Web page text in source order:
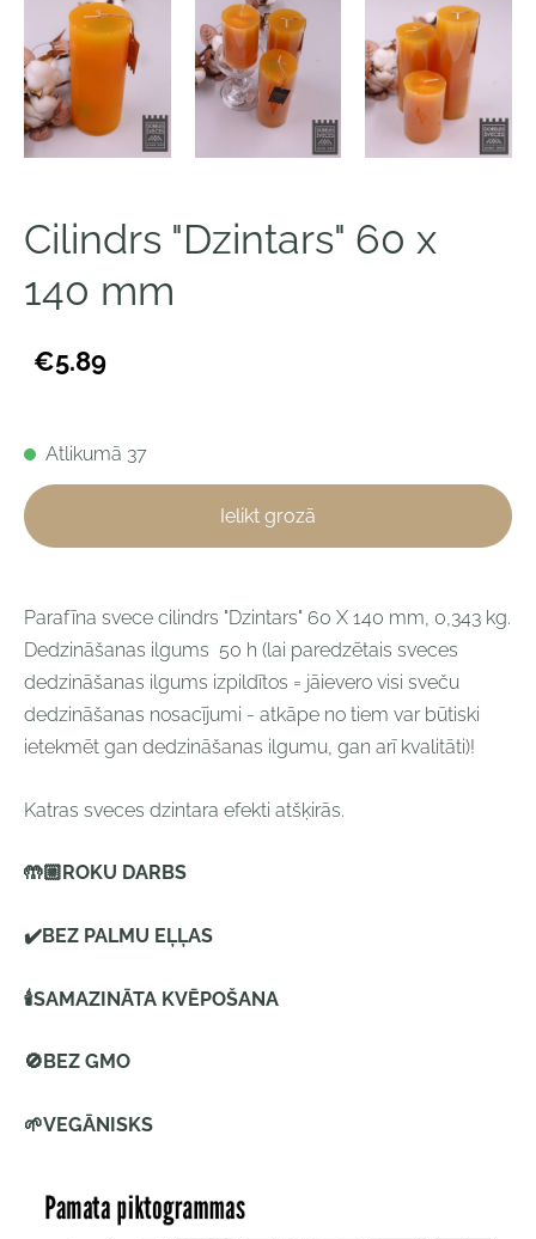
Cilindrs "Dzintars" 60 x
140 mm
€5.89
Atlikumā 37
Ielikt grozā
Parafīna svece cilindrs "Dzintars" 60 X 140 mm, 0,343 kg.
Dedzināšanas ilgums 50 h (lai paredzētais sveces
dedzināšanas ilgums izpildītos = jāievero visi sveču
dedzināšanas nosacījumi - atkāpe no tiem var būtiski
ietekmēt gan dedzināšanas ilgumu, gan arī kvalitāti)!
Katras sveces dzintara efekti atšķirās.
🤲🏼 ROKU DARBS
✔️BEZ PALMU EĻĻAS
🕯SAMAZINĀTA KVĒPOŠANA
🚫BEZ GMO
🌱VEGĀNISKS